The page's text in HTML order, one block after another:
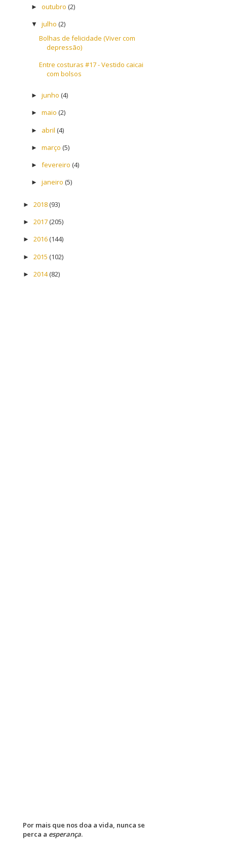
► outubro (2)
▼ julho (2)
Bolhas de felicidade (Viver com
depressão)
Entre costuras #17 - Vestido caicai
com bolsos
► junho (4)
► maio (2)
► abril (4)
► março (5)
► fevereiro (4)
► janeiro (5)
► 2018(93)
► 2017(205)
► 2016(144)
► 2015 (102)
► 2014(82)
Por mais que nos doa a vida, nunca se
perca a esperança.